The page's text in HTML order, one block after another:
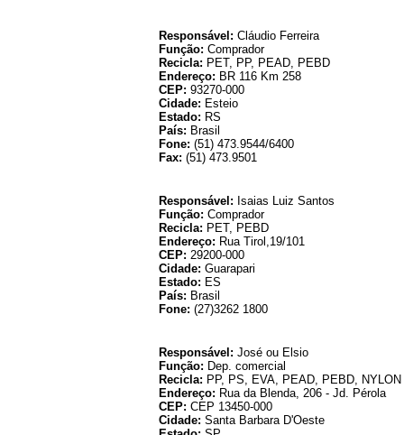
Responsável: Cláudio Ferreira
Função: Comprador
Recicla: PET, PP, PEAD, PEBD
Endereço: BR 116 Km 258
CEP: 93270-000
Cidade: Esteio
Estado: RS
País: Brasil
Fone: (51) 473.9544/6400
Fax: (51) 473.9501
Responsável: Isaias Luiz Santos
Função: Comprador
Recicla: PET, PEBD
Endereço: Rua Tirol,19/101
CEP: 29200-000
Cidade: Guarapari
Estado: ES
País: Brasil
Fone: (27)3262 1800
Responsável: José ou Elsio
Função: Dep. comercial
Recicla: PP, PS, EVA, PEAD, PEBD, NYLON
Endereço: Rua da Blenda, 206 - Jd. Pérola
CEP: CEP 13450-000
Cidade: Santa Barbara D'Oeste